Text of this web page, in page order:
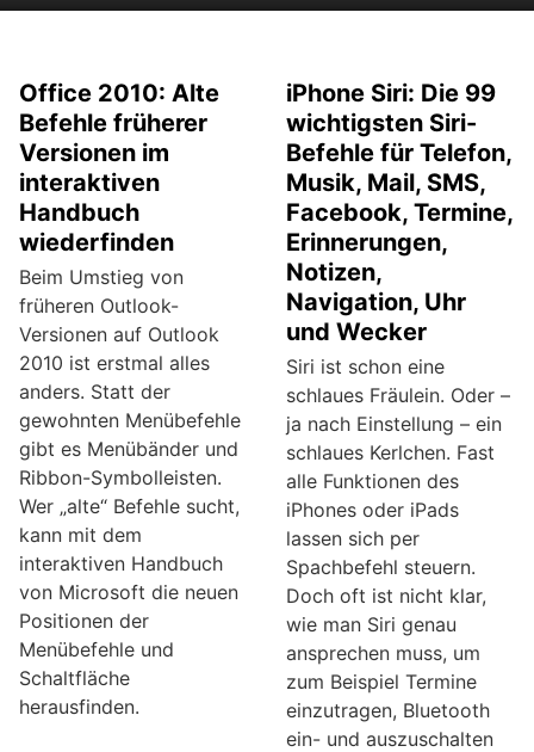
Office 2010: Alte
Befehle früherer
Versionen im
interaktiven
Handbuch
wiederfinden
Beim Umstieg von
früheren Outlook-
Versionen auf Outlook
2010 ist erstmal alles
anders. Statt der
gewohnten Menübefehle
gibt es Menübänder und
Ribbon-Symbolleisten.
Wer „alte“ Befehle sucht,
kann mit dem
interaktiven Handbuch
von Microsoft die neuen
Positionen der
Menübefehle und
Schaltfläche
herausfinden.
iPhone Siri: Die 99
wichtigsten Siri-
Befehle für Telefon,
Musik, Mail, SMS,
Facebook, Termine,
Erinnerungen,
Notizen,
Navigation, Uhr
und Wecker
Siri ist schon eine
schlaues Fräulein. Oder –
ja nach Einstellung – ein
schlaues Kerlchen. Fast
alle Funktionen des
iPhones oder iPads
lassen sich per
Spachbefehl steuern.
Doch oft ist nicht klar,
wie man Siri genau
ansprechen muss, um
zum Beispiel Termine
einzutragen, Bluetooth
ein- und auszuschalten